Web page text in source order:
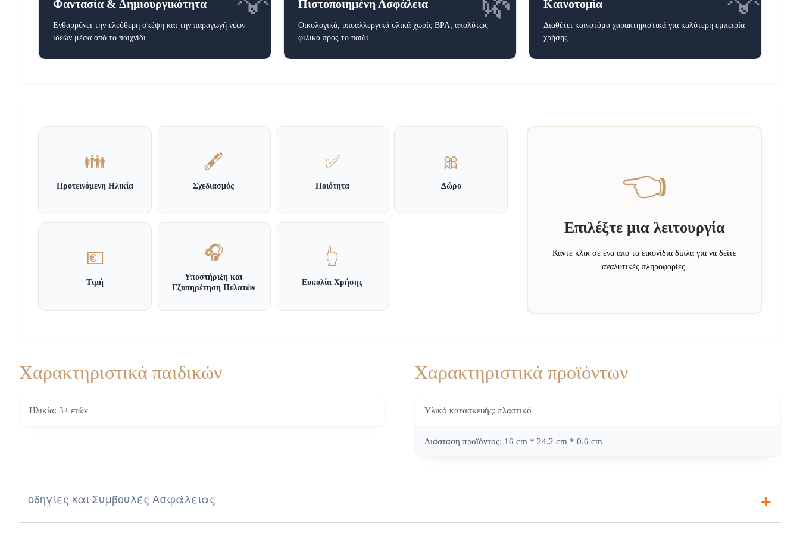
Φαντασία & Δημιουργικότητα
Ενθαρρύνει την ελεύθερη σκέψη και την παραγωγή νέων
ιδεών μέσα από το παιχνίδι.
Πιστοποιημένη Ασφάλεια
Οικολογικά, υποαλλεργικά υλικά χωρίς BPA, απολύτως
φιλικά προς το παιδί.
Καινοτομία
Διαθέτει καινοτόμα χαρακτηριστικά για καλύτερη εμπειρία
χρήσης
👪
Προτεινόμενη Ηλικία
🖋️
Σχεδιασμός
✅
Ποιότητα
🎀
Δώρο 👈
Επιλέξτε μια λειτουργία
Κάντε κλικ σε ένα από τα εικονίδια δίπλα για να δείτε
αναλυτικές πληροφορίες.
💶
Τιμή
🎧
Υποστήριξη και
Εξυπηρέτηση Πελατών
👆
Ευκολία Χρήσης
Χαρακτηριστικά παιδικών
Ηλικία: 3+ ετών
Χαρακτηριστικά προϊόντων
Υλικό κατασκευής: πλαστικό
Διάσταση προϊόντος: 16 cm * 24.2 cm * 0.6 cm
οδηγίες και Συμβουλές Ασφάλειας +